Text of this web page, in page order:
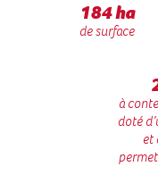
184 ha
de surface
à
doté
et